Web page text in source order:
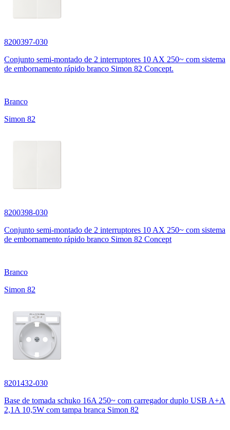
8200397-030
Conjunto semi-montado de 2 interruptores 10 AX 250~ com sistema
de embornamento rápido branco Simon 82 Concept.
Branco
Simon 82
8200398-030
Conjunto semi-montado de 2 interruptores 10 AX 250~ com sistema
de embornamento rápido branco Simon 82 Concept
Branco
Simon 82
8201432-030
Base de tomada schuko 16A 250~ com carregador duplo USB A+A
2,1A 10,5W com tampa branca Simon 82